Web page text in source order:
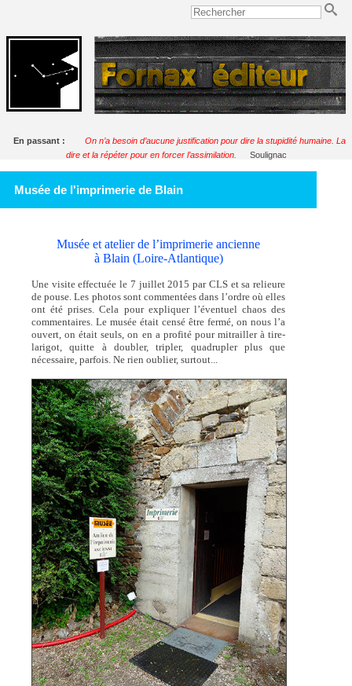
En passant :
On n’a besoin d’aucune justification pour dire la stupidité humaine. La
dire et la répéter pour en forcer l’assimilation.
Soulignac
Musée de l'imprimerie de Blain
Musée et atelier de l’imprimerie ancienne
à Blain (Loire-Atlantique)
Une visite effectuée le 7 juillet 2015 par CLS et sa relieure
de pouse. Les photos sont commentées dans l’ordre où elles
ont été prises. Cela pour expliquer l’éventuel chaos des
commentaires. Le musée était censé être fermé, on nous l’a
ouvert, on était seuls, on en a profité pour mitrailler à tire-
larigot, quitte à doubler, tripler, quadrupler plus que
nécessaire, parfois. Ne rien oublier, surtout...